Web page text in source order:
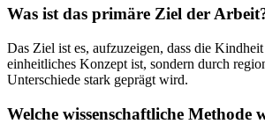
Was ist das primäre Ziel der
Das Ziel ist es, aufzuzeigen, dass die
einheitliches Konzept ist, sondern durch
Unterschiede stark geprägt wird.
Welche wissenschaftliche Methode